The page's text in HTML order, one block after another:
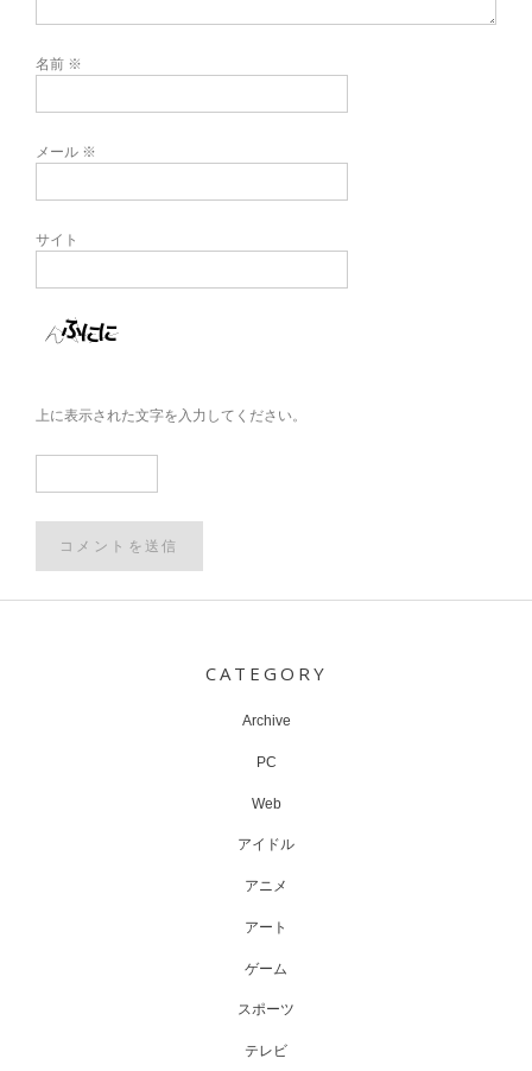
名前 ※
メール ※
サイト
上に表示された文字を入力してください。
CATEGORY
Archive
PC
Web
アイドル
アニメ
アート
ゲーム
スポーツ
テレビ